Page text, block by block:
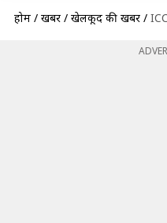
होम / खबरें / खेलकूद की खबरें / ICC